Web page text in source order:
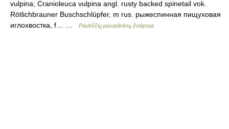
vulpina; Cranioleuca vulpina angl. rusty backed spinetail vok.
Rötlichbrauner Buschschlüpfer, m rus. рыжеспинная пищуховая
иглохвостка, f… …
Paukščių pavadinimų žodynas